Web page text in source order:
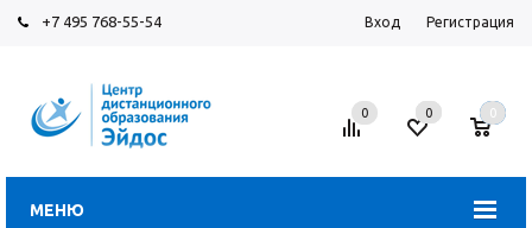
+7 495 768-55-54 Вход Регистрация
МЕНЮ
0 0 0